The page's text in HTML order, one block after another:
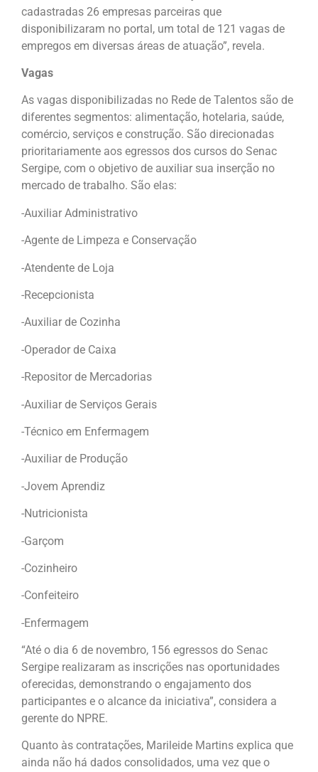
cadastradas 26 empresas parceiras que
disponibilizaram no portal, um total de 121 vagas de
empregos em diversas áreas de atuação”, revela.
Vagas
As vagas disponibilizadas no Rede de Talentos são de
diferentes segmentos: alimentação, hotelaria, saúde,
comércio, serviços e construção. São direcionadas
prioritariamente aos egressos dos cursos do Senac
Sergipe, com o objetivo de auxiliar sua inserção no
mercado de trabalho. São elas:
-Auxiliar Administrativo
-Agente de Limpeza e Conservação
-Atendente de Loja
-Recepcionista
-Auxiliar de Cozinha
-Operador de Caixa
-Repositor de Mercadorias
-Auxiliar de Serviços Gerais
-Técnico em Enfermagem
-Auxiliar de Produção
-Jovem Aprendiz
-Nutricionista
-Garçom
-Cozinheiro
-Confeiteiro
-Enfermagem
“Até o dia 6 de novembro, 156 egressos do Senac
Sergipe realizaram as inscrições nas oportunidades
oferecidas, demonstrando o engajamento dos
participantes e o alcance da iniciativa”, considera a
gerente do NPRE.
Quanto às contratações, Marileide Martins explica que
ainda não há dados consolidados, uma vez que o